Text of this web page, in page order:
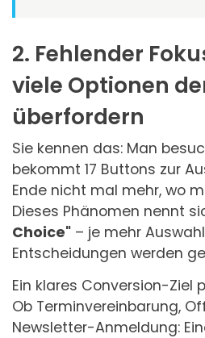
2. Fehlender
viele Optionen
überfordern
Sie kennen das: Man
bekommt 17 Buttons zur
Ende nicht mal mehr, wo
Dieses Phänomen nennt
Choice" – je mehr
Entscheidungen werden
Ein klares Conversion-Ziel
Ob Terminvereinbarung,
Newsletter-Anmeldung: